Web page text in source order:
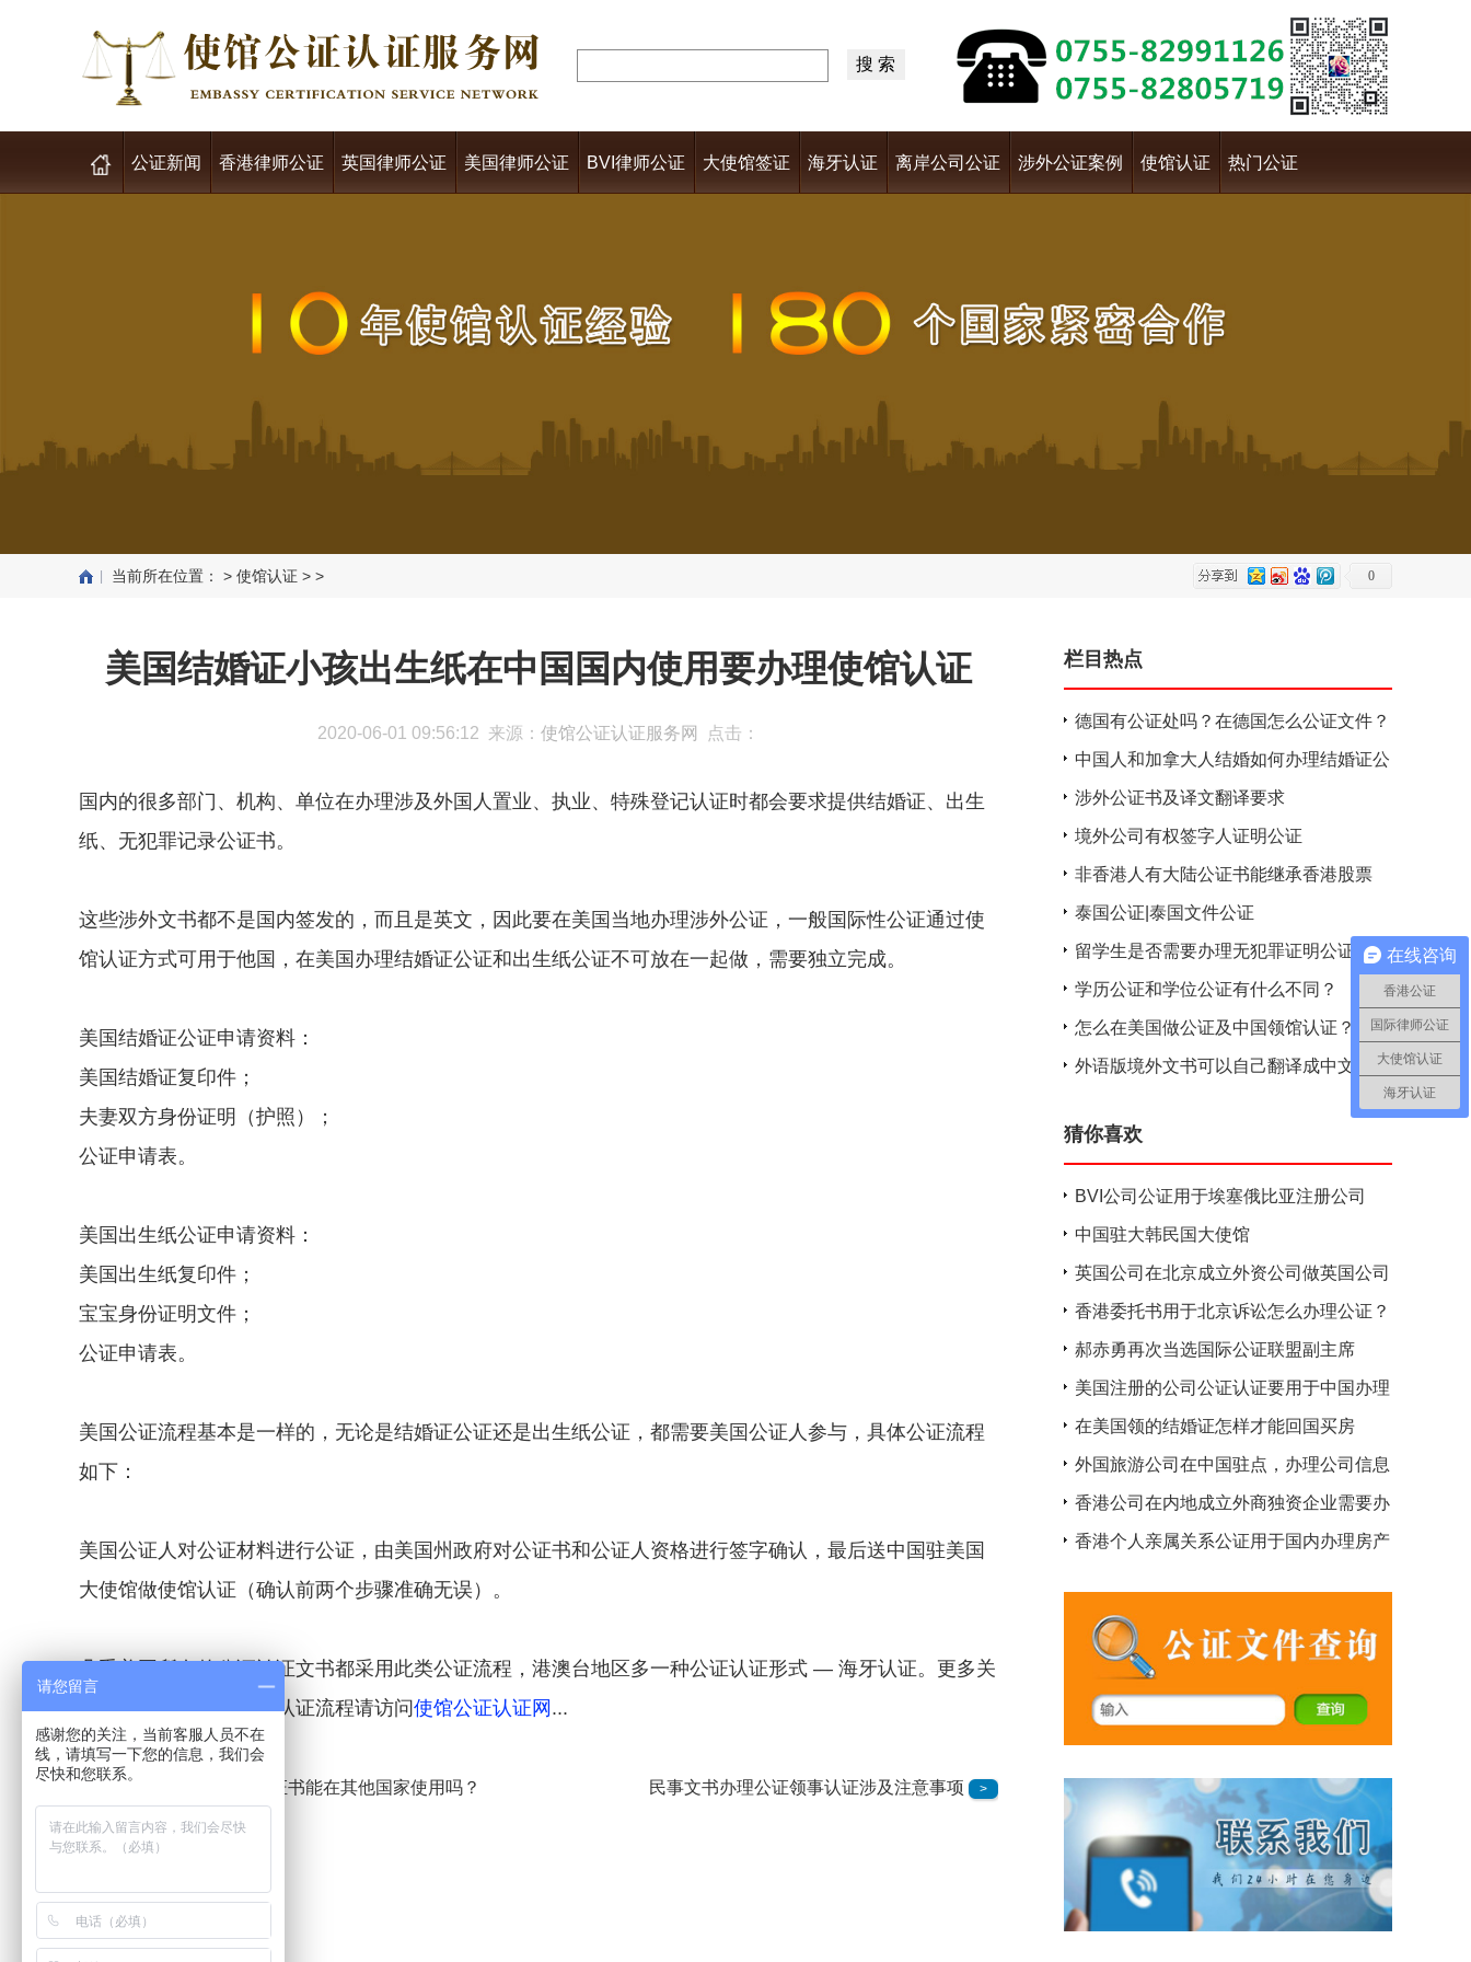
公证新闻 香港律师公证 英国律师公证 美国律师公证 BVI律师公证 大使馆签证 海牙认证 离岸公司公证 涉外公证案例 使馆认证 热门公证
0
当前所在位置： > 使馆认证 > >
美国结婚证小孩出生纸在中国国内使用要办理使馆认证
2020-06-01 09:56:12 来源： 使馆公证认证服务网 点击：
国内的很多部门、机构、单位在办理涉及外国人置业、执业、特殊登记认证时都会要求提供结婚证、出生
纸、无犯罪记录公证书。
这些涉外文书都不是国内签发的，而且是英文，因此要在美国当地办理涉外公证，一般国际性公证通过使
馆认证方式可用于他国，在美国办理结婚证公证和出生纸公证不可放在一起做，需要独立完成。
美国结婚证公证申请资料：
美国结婚证复印件；
夫妻双方身份证明（护照）；
公证申请表。
美国出生纸公证申请资料：
美国出生纸复印件；
宝宝身份证明文件；
公证申请表。
美国公证流程基本是一样的，无论是结婚证公证还是出生纸公证，都需要美国公证人参与，具体公证流程
如下：
美国公证人对公证材料进行公证，由美国州政府对公证书和公证人资格进行签字确认，最后送中国驻美国
大使馆做使馆认证（确认前两个步骤准确无误）。
几乎美国所有的公证认证文书都采用此类公证流程，港澳台地区多一种公证认证形式 — 海牙认证。更多关
于海牙认证介绍和海牙认证流程请访问使馆公证认证网 ...
国内公证处出具的公证书能在其他国家使用吗？ 民事文书办理公证领事认证涉及注意事项 >
栏目热点
德国有公证处吗？在德国怎么公证文件？
中国人和加拿大人结婚如何办理结婚证公
证大使馆认证？
涉外公证书及译文翻译要求
境外公司有权签字人证明公证
非香港人有大陆公证书能继承香港股票
吗？
泰国公证|泰国文件公证
留学生是否需要办理无犯罪证明公证？
学历公证和学位公证有什么不同？
怎么在美国做公证及中国领馆认证？
外语版境外文书可以自己翻译成中文拿去
猜你喜欢
BVI公司公证用于埃塞俄比亚注册公司
中国驻大韩民国大使馆
英国公司在北京成立外资公司做英国公司
公证
香港委托书用于北京诉讼怎么办理公证？
郝赤勇再次当选国际公证联盟副主席
美国注册的公司公证认证要用于中国办理
软件著作权使用
在美国领的结婚证怎样才能回国买房
外国旅游公司在中国驻点，办理公司信息
公证资格证明
香港公司在内地成立外商独资企业需要办
理什么认证
香港个人亲属关系公证用于国内办理房产
在线咨询
香港公证
国际律师公证
大使馆认证
海牙认证
请您留言
感谢您的关注，当前客服人员不在
线，请填写一下您的信息，我们会
尽快和您联系。